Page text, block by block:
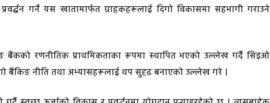
गर्ने यस खातामार्फत ग्राहकहरूलाई दिगो विकासमा सहभागी गराउने
बैंकको रणनीतिक प्राथमिकताका रूपमा स्थापित भएको उल्लेख गर्दै सिइओ
बैंकिङ नीति तथा अभ्यासहरूलाई थप सुदृढ बनाएको उल्लेख गरे ।